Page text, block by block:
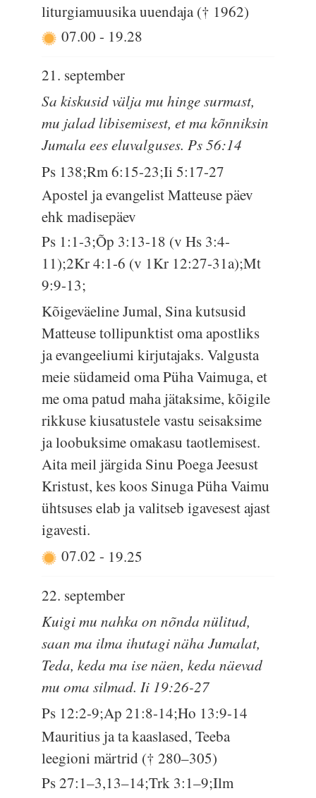
liturgiamuusika uuendaja († 1962)
07.00 - 19.28
21. september
Sa kiskusid välja mu hinge surmast,
mu jalad libisemisest, et ma kõnniksin
Jumala ees eluvalguses. Ps 56:14
Ps 138;Rm 6:15-23;Ii 5:17-27
Apostel ja evangelist Matteuse päev
ehk madisepäev
Ps 1:1-3;Õp 3:13-18 (v Hs 3:4-
11);2Kr 4:1-6 (v 1Kr 12:27-31a);Mt
9:9-13;
Kõigeväeline Jumal, Sina kutsusid
Matteuse tollipunktist oma apostliks
ja evangeeliumi kirjutajaks. Valgusta
meie südameid oma Püha Vaimuga, et
me oma patud maha jätaksime, kõigile
rikkuse kiusatustele vastu seisaksime
ja loobuksime omakasu taotlemisest.
Aita meil järgida Sinu Poega Jeesust
Kristust, kes koos Sinuga Püha Vaimu
ühtsuses elab ja valitseb igavesest ajast
igavesti.
07.02 - 19.25
22. september
Kuigi mu nahka on nõnda nülitud,
saan ma ilma ihutagi näha Jumalat,
Teda, keda ma ise näen, keda näevad
mu oma silmad. Ii 19:26-27
Ps 12:2-9;Ap 21:8-14;Ho 13:9-14
Mauritius ja ta kaaslased, Teeba
leegioni märtrid († 280–305)
Ps 27:1–3,13–14;Trk 3:1–9;Ilm